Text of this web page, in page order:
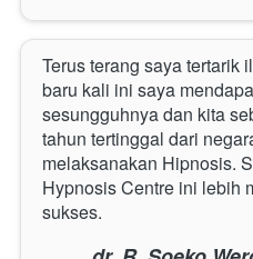
Terus terang saya tertarik
baru kali ini saya
sesungguhnya dan kita
tahun tertinggal dari
melaksanakan Hipnosis.
Hypnosis Centre ini lebih
sukses.